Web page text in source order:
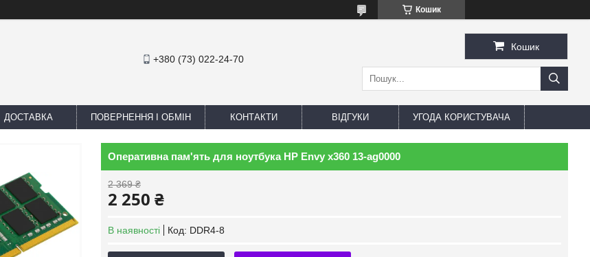
Кошик
+380 (73) 022-24-70
Кошик
ДОСТАВКА ПОВЕРНЕННЯ І ОБМІН КОНТАКТИ ВІДГУКИ УГОДА КОРИСТУВАЧА
Оперативна пам'ять для ноутбука HP Envy x360 13-ag0000
2 369 ₴
2 250 ₴
В наявності Код: DDR4-8